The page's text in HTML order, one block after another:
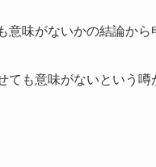
意味がないかの結論から
も意味がないという噂